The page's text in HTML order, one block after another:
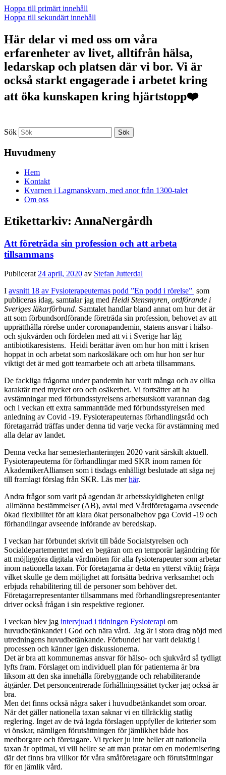
Hoppa till primärt innehåll
Hoppa till sekundärt innehåll
Här delar vi med oss om våra
erfarenheter av livet, alltifrån hälsa,
ledarskap och platsen där vi bor. Vi är
också starkt engagerade i arbetet kring
att öka kunskapen kring hjärtstopp❤️
Sök
Huvudmeny
Hem
Kontakt
Kvarnen i Lagmanskvarn, med anor från 1300-talet
Om oss
Etikettarkiv: AnnaNergårdh
Att företräda sin profession och att arbeta
tillsammans
Publicerat 24 april, 2020 av Stefan Jutterdal
I avsnitt 18 av Fysioterapeuternas podd ”En podd i rörelse” som
publiceras idag, samtalar jag med Heidi Stensmyren, ordförande i
Sveriges läkarförbund. Samtalet handlar bland annat om hur det är
att som förbundsordförande företräda sin profession, behovet av att
upprätthålla rörelse under coronapandemin, statens ansvar i hälso-
och sjukvården och fördelen med att vi i Sverige har låg
antibiotikaresistens. Heidi berättar även om hur hon mitt i krisen
hoppat in och arbetat som narkosläkare och om hur hon ser hur
viktigt det är med gott teamarbete och att arbeta tillsammans.
De fackliga frågorna under pandemin har varit många och av olika
karaktär med mycket oro och osäkerhet. Vi fortsätter att ha
avstämningar med förbundsstyrelsens arbetsutskott varannan dag
och i veckan ett extra sammanträde med förbundsstyrelsen med
anledning av Covid -19. Fysioterapeuternas förhandlingsråd och
företagarråd träffas under denna tid varje vecka för avstämning med
alla delar av landet.
Denna vecka har semesterhanteringen 2020 varit särskilt aktuell.
Fysioterapeuterna för förhandlingar med SKR inom ramen för
AkademikerAlliansen som i tisdags enhälligt beslutade att säga nej
till framlagt förslag från SKR. Läs merhär.
Andra frågor som varit på agendan är arbetsskyldigheten enligt
allmänna bestämmelser (AB), avtal med Vårdföretagarna avseende
ökad flexibilitet för att klara ökat personalbehov pga Covid -19 och
förhandlingar avseende införande av beredskap.
I veckan har förbundet skrivit till både Socialstyrelsen och
Socialdepartementet med en begäran om en temporär lagändring för
att möjliggöra digitala vårdmöten för alla fysioterapeuter som arbetar
inom nationella taxan. För företagarna är detta en ytterst viktig fråga
vilket skulle ge dem möjlighet att fortsätta bedriva verksamhet och
erbjuda rehabilitering till de personer som behöver det.
Företagarrepresentanter tillsammans med förhandlingsrepresentanter
driver också frågan i sin respektive regioner.
I veckan blev jag intervjuad i tidningen Fysioterapi om
huvudbetänkandet i God och nära vård. Jag är i stora drag nöjd med
utredningens huvudbetänkande. Förbundet har varit delaktig i
processen och känner igen diskussionerna.
Det är bra att kommunernas ansvar för hälso- och sjukvård så tydligt
lyfts fram. Förslaget om individuell plan för patienterna är bra
liksom att den ska innehålla förebyggande och rehabiliterande
åtgärder. Det personcentrerade förhållningssättet tycker jag också är
bra.
Men det finns också några saker i huvudbetänkandet som oroar.
När det gäller nationella taxan saknar vi en tillräcklig statlig
reglering. Inget av de två lagda förslagen uppfyller de kriterier som
vi önskar, nämligen förutsättningen för jämlikhet både hos
medborgare och företagare. Vi tycker ju inte heller att nationella
taxan är optimal, vi vill hellre se att man pratar om en modernisering
där det finns bra villkor för våra småföretagare och förutsättningar
för en jämlik vård.